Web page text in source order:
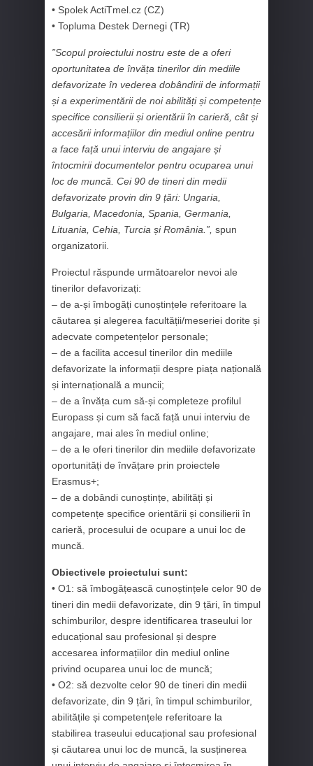
• Spolek ActiTmel.cz (CZ)
• Topluma Destek Dernegi (TR)
”Scopul proiectului nostru este de a oferi
oportunitatea de învăța tinerilor din mediile
defavorizate în vederea dobândirii de informații
și a experimentării de noi abilități și competențe
specifice consilierii și orientării în carieră, cât și
accesării informațiilor din mediul online pentru
a face față unui interviu de angajare și
întocmirii documentelor pentru ocuparea unui
loc de muncă. Cei 90 de tineri din medii
defavorizate provin din 9 țări: Ungaria,
Bulgaria, Macedonia, Spania, Germania,
Lituania, Cehia, Turcia și România.”, spun
organizatorii.
Proiectul răspunde următoarelor nevoi ale
tinerilor defavorizați:
– de a-și îmbogăți cunoștințele referitoare la
căutarea și alegerea facultății/meseriei dorite și
adecvate competențelor personale;
– de a facilita accesul tinerilor din mediile
defavorizate la informații despre piața națională
și internațională a muncii;
– de a învăța cum să-și completeze profilul
Europass și cum să facă față unui interviu de
angajare, mai ales în mediul online;
– de a le oferi tinerilor din mediile defavorizate
oportunități de învățare prin proiectele
Erasmus+;
– de a dobândi cunoștințe, abilități și
competențe specifice orientării și consilierii în
carieră, procesului de ocupare a unui loc de
muncă.
Obiectivele proiectului sunt:
• O1: să îmbogățească cunoștințele celor 90 de
tineri din medii defavorizate, din 9 țări, în timpul
schimburilor, despre identificarea traseului lor
educațional sau profesional și despre
accesarea informațiilor din mediul online
privind ocuparea unui loc de muncă;
• O2: să dezvolte celor 90 de tineri din medii
defavorizate, din 9 țări, în timpul schimburilor,
abilitățile și competențele referitoare la
stabilirea traseului educațional sau profesional
și căutarea unui loc de muncă, la susținerea